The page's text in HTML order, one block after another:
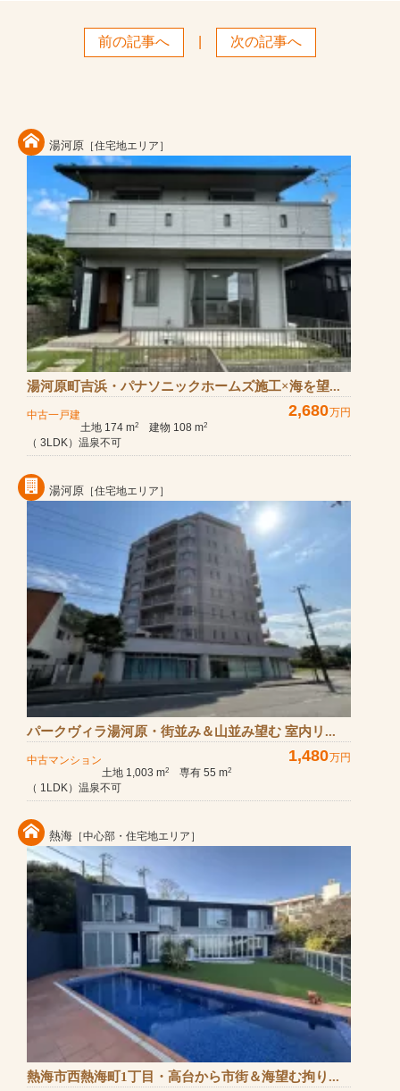
前の記事へ 次の記事へ
湯河原 ［住宅地エリア］
湯河原町吉浜・パナソニックホームズ施工×海を望...
中古一戸建 2,680万円
土地 174 m2 建物 108 m2
（ 3LDK）温泉不可
湯河原 ［住宅地エリア］
パークヴィラ湯河原・街並み＆山並み望む 室内リ...
中古マンション 1,480万円
土地 1,003 m2 専有 55 m2
（ 1LDK）温泉不可
熱海 ［中心部・住宅地エリア］
熱海市西熱海町1丁目・高台から市街＆海望む拘り...